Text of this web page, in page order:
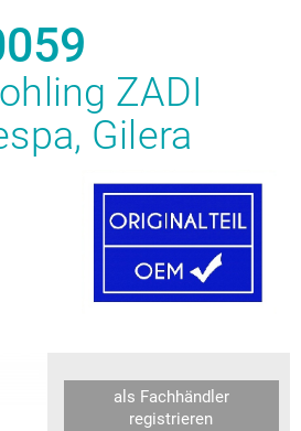
ZADI
Gilera
als Fachhändler
registrieren